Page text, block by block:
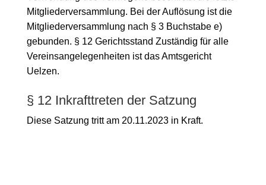
Mitgliederversammlung. Bei der Auflösung ist die
Mitgliederversammlung nach § 3 Buchstabe e)
gebunden. § 12 Gerichtsstand Zuständig für alle
Vereinsangelegenheiten ist das Amtsgericht
Uelzen.
§ 12 Inkrafttreten der Satzung
Diese Satzung tritt am 20.11.2023 in Kraft.